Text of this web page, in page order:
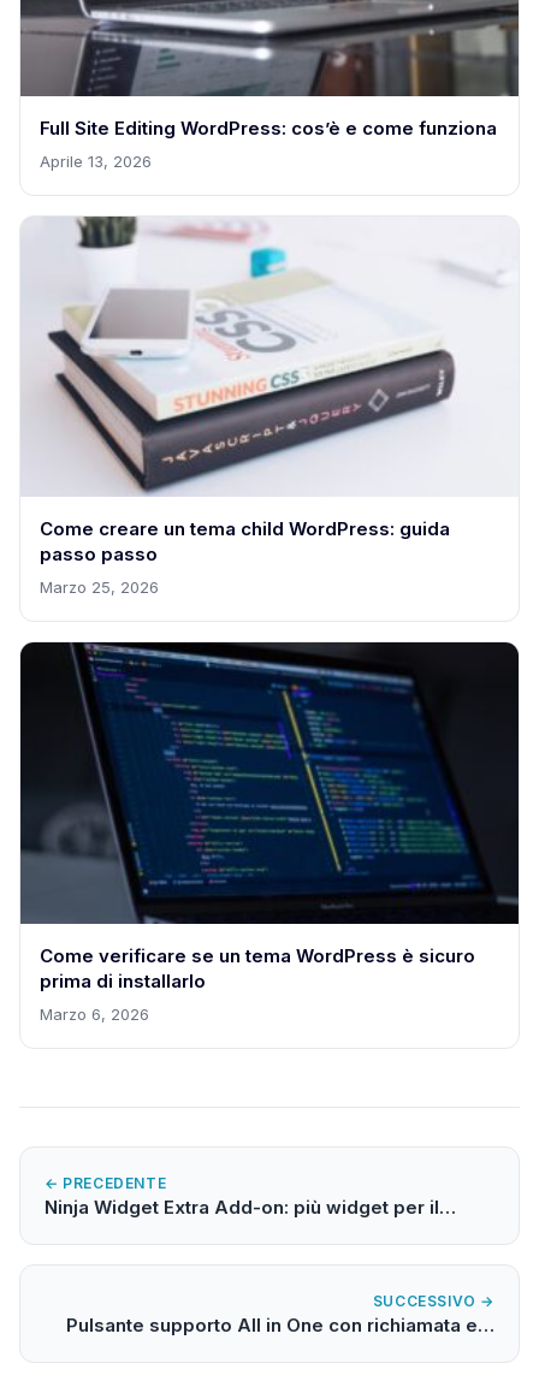
Full Site Editing WordPress: cos’è e come funziona
Aprile 13, 2026
Come creare un tema child WordPress: guida
passo passo
Marzo 25, 2026
Come verificare se un tema WordPress è sicuro
prima di installarlo
Marzo 6, 2026
← PRECEDENTE
Ninja Widget Extra Add-on: più widget per il…
SUCCESSIVO →
Pulsante supporto All in One con richiamata e…